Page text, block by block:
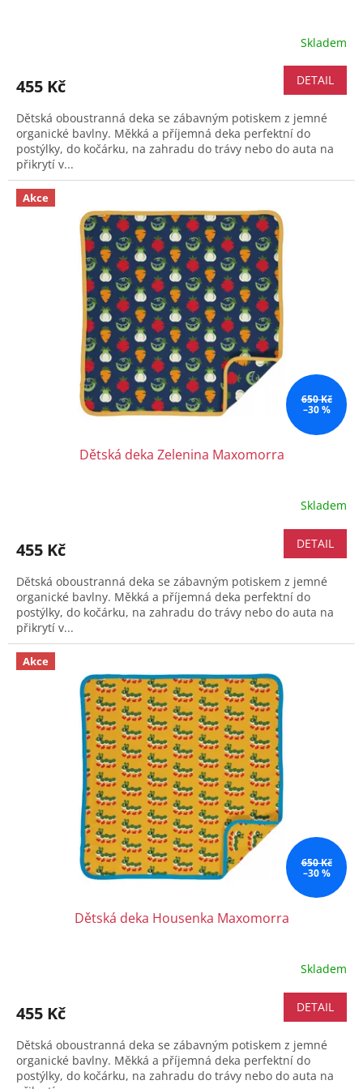
Skladem
455 Kč DETAIL
Dětská oboustranná deka se zábavným potiskem z jemné
organické bavlny. Měkká a příjemná deka perfektní do
postýlky, do kočárku, na zahradu do trávy nebo do auta na
přikrytí v...
Akce
650 Kč
–30 %
Dětská deka Zelenina Maxomorra
Skladem
455 Kč DETAIL
Dětská oboustranná deka se zábavným potiskem z jemné
organické bavlny. Měkká a příjemná deka perfektní do
postýlky, do kočárku, na zahradu do trávy nebo do auta na
přikrytí v...
Akce
650 Kč
–30 %
Dětská deka Housenka Maxomorra
Skladem
455 Kč DETAIL
Dětská oboustranná deka se zábavným potiskem z jemné
organické bavlny. Měkká a příjemná deka perfektní do
postýlky, do kočárku, na zahradu do trávy nebo do auta na